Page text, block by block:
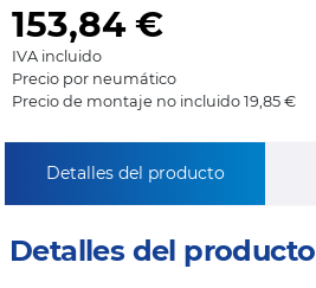
153,84€
IVA incluido
Precio por neumático
Precio de montaje no incluido 19,85 €
Detalles del producto
Detalles del producto